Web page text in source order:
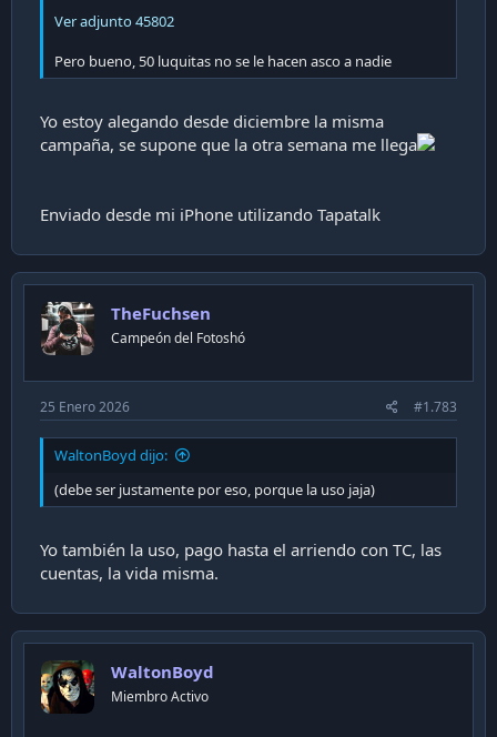
Ver adjunto 45802
Pero bueno, 50 luquitas no se le hacen asco a nadie
Yo estoy alegando desde diciembre la misma
campaña, se supone que la otra semana me llega
Enviado desde mi iPhone utilizando Tapatalk
TheFuchsen
Campeón del Fotoshó
25 Enero 2026 #1.783
WaltonBoyd dijo:
(debe ser justamente por eso, porque la uso jaja)
Yo también la uso, pago hasta el arriendo con TC, las
cuentas, la vida misma.
WaltonBoyd
Miembro Activo